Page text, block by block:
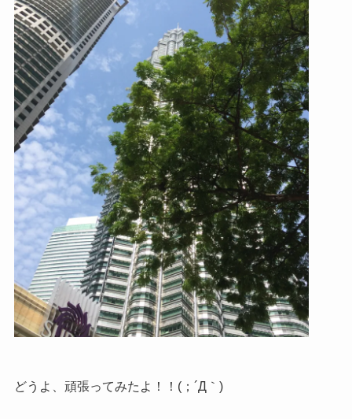
どうよ、頑張ってみたよ！！(；´Д｀)